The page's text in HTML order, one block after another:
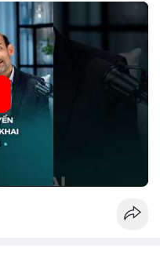
mạnh vai trò của AI
tốc độ xử lý, và hỗ trợ quyết
biệt quan trọng trong thời
crypto, nơi tính chính xác